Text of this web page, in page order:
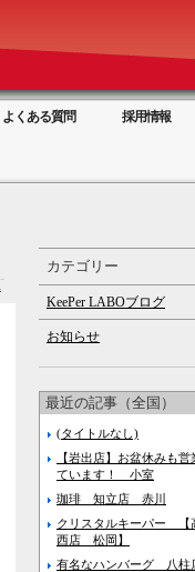
よくある質問 採用情報
カテゴリー
KeePer LABOブログ
お知らせ
最近の記事（全国）
(タイトルなし)
【岩出店】お盆休みも営
ています！ 小室
珈琲 知立店 赤川
クリスタルキーパー 【
西店 松岡】
有名なハンバーグ 八